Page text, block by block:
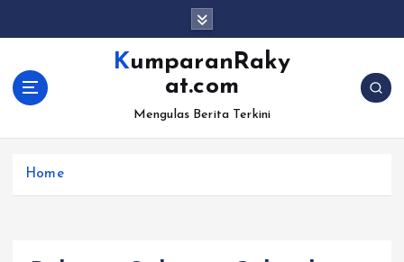
KumparanRaky
at.com
Mengulas Berita Terkini
Home